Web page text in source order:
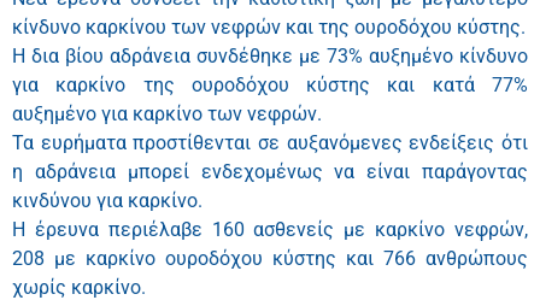
κίνδυνο καρκίνου των νεφρών και της ουροδόχου κύστης.
Η δια βίου αδράνεια συνδέθηκε με 73% αυξημένο κίνδυνο
για καρκίνο της ουροδόχου κύστης και κατά 77%
αυξημένο για καρκίνο των νεφρών.
Τα ευρήματα προστίθενται σε αυξανόμενες ενδείξεις ότι
η αδράνεια μπορεί ενδεχομένως να είναι παράγοντας
κινδύνου για καρκίνο.
Η έρευνα περιέλαβε 160 ασθενείς με καρκίνο νεφρών,
208 με καρκίνο ουροδόχου κύστης και 766 ανθρώπους
χωρίς καρκίνο.